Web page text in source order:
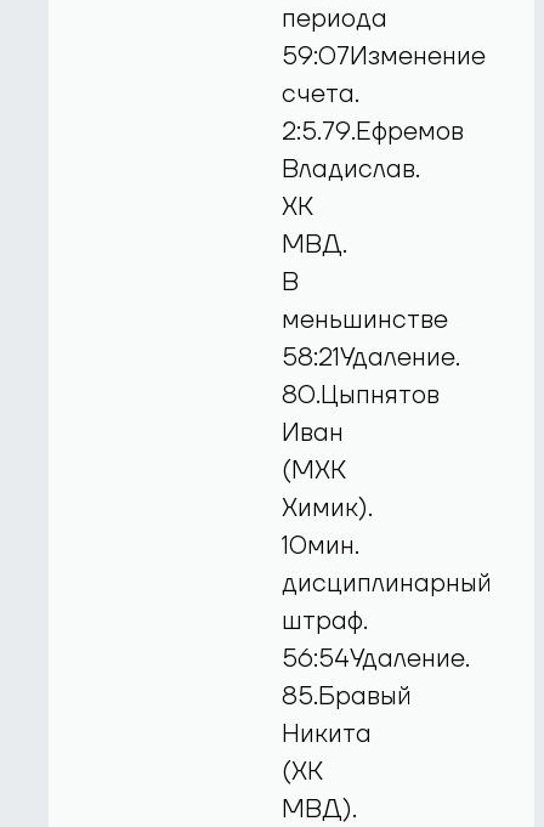
периода
59:07Изменение
счета.
2:5.79.Ефремов
Владислав.
ХК
МВД.
В
меньшинстве
58:21Удаление.
80.Цыпнятов
Иван
(МХК
Химик).
10мин.
дисциплинарный
штраф.
56:54Удаление.
85.Бравый
Никита
(ХК
МВД).